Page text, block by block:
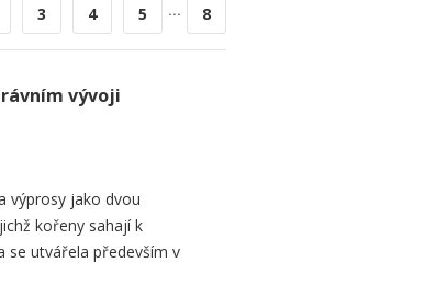
3 4 5 ... 8
vývoji
výprosy jako dvou
kořeny sahají k
se utvářela především v